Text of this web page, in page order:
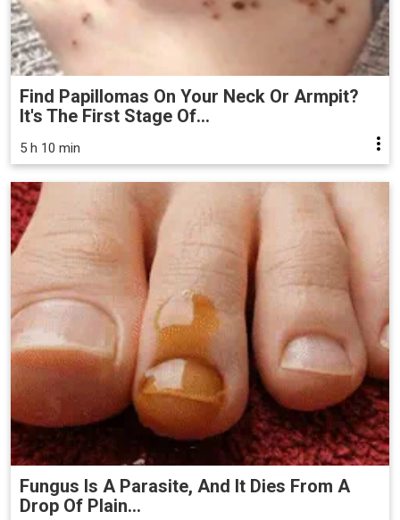
Find Papillomas On Your Neck Or Armpit?
It's The First Stage Of...
5 h 10 min
Fungus Is A Parasite, And It Dies From A
Drop Of Plain...